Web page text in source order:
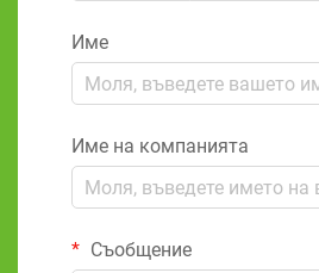
Име
Име на компанията
Съобщение